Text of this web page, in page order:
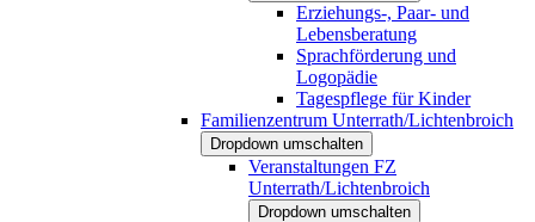
Erziehungs-, Paar- und
Lebensberatung
Sprachförderung und
Logopädie
Tagespflege für Kinder
Familienzentrum Unterrath/Lichtenbroich
Dropdown umschalten
Veranstaltungen FZ
Unterrath/Lichtenbroich
Dropdown umschalten